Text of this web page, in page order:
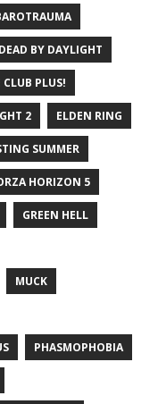
DEAD BY DAYLIGHT
PLUS!
2 ELDEN RING
SUMMER
HORIZON 5
GREEN HELL
MUCK
PHASMOPHOBIA